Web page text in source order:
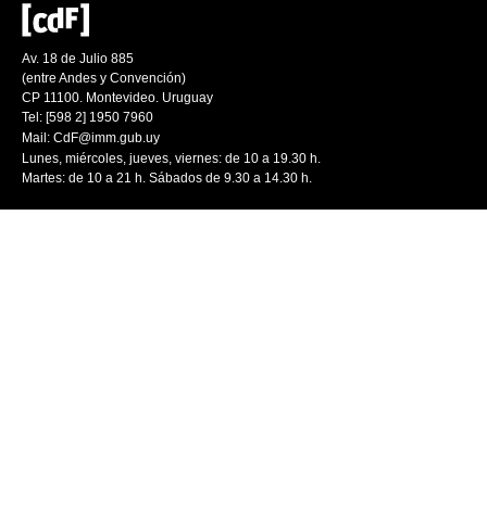
Av. 18 de Julio 885
(entre Andes y Convención)
CP 11100. Montevideo. Uruguay
Tel: [598 2] 1950 7960
Mail: CdF@imm.gub.uy
Lunes, miércoles, jueves, viernes: de 10 a 19.30 h.
Martes: de 10 a 21 h. Sábados de 9.30 a 14.30 h.